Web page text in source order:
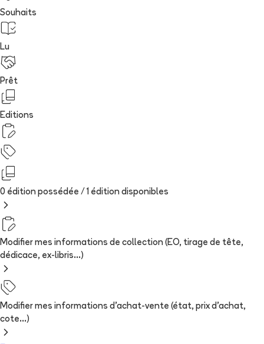
Souhaits
Lu
Prêt
Editions
0 édition possédée / 1 édition disponibles
Modifier mes informations de collection (EO, tirage de tête,
dédicace, ex-libris...)
Modifier mes informations d'achat-vente (état, prix d'achat,
cote...)